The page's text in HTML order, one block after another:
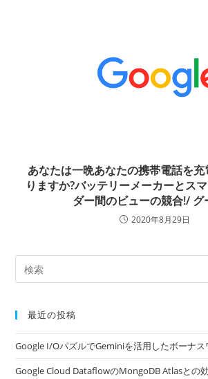
あなたは一晩あなたの携帯電話を
りますか?バッテリーメーカーとス
ダー間のビューの競合!/ グ
2020年8月29日
最近の投稿
Google I/OパズルでGeminiを活用したボーナ
Google Cloud DataflowのMongoDB Atlasとの